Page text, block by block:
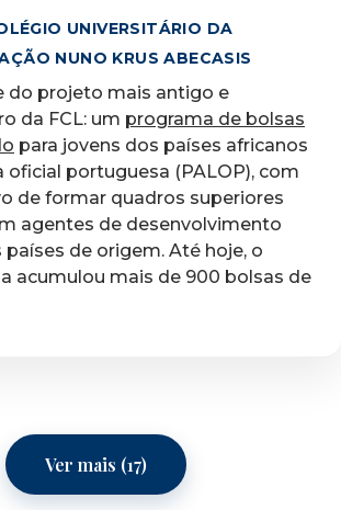
UNIVERSITÁRIO DA
NUNO KRUS ABECASIS
do projeto mais antigo e
da FCL: um programa de bolsas
para jovens dos países africanos
oficial portuguesa (PALOP), com
de formar quadros superiores
agentes de desenvolvimento
países de origem. Até hoje, o
acumulou mais de 900 bolsas de
Ver mais (17)